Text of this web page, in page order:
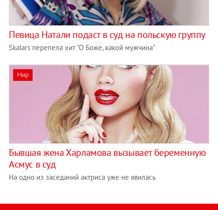
Певица Натали подаст в суд на польскую группу
Skalars перепела хит "О Боже, какой мужчина"
Мир
Бывшая жена Харламова вызывает беременную
Асмус в суд
На одно из заседаний актриса уже не явилась